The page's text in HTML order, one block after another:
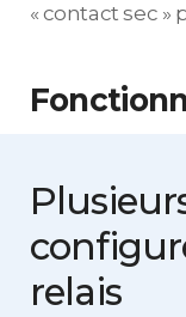
« contact sec »
relais